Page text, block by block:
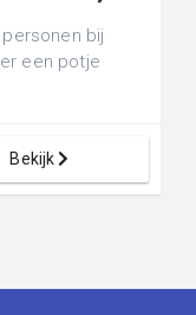
bij
een potje
Bekijk